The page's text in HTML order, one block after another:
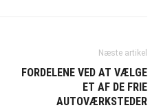
Næste artikel
FORDELENE VED AT VÆLGE
ET AF DE FRIE
AUTOVÆRKSTEDER